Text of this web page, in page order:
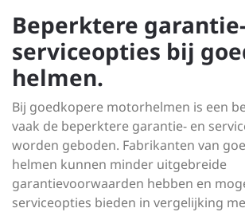
Beperktere
serviceopties bij
helmen.
Bij goedkopere motorhelmen is een
vaak de beperktere garantie- en
worden geboden. Fabrikanten van
helmen kunnen minder uitgebreide
garantievoorwaarden hebben en
serviceopties bieden in vergelijking